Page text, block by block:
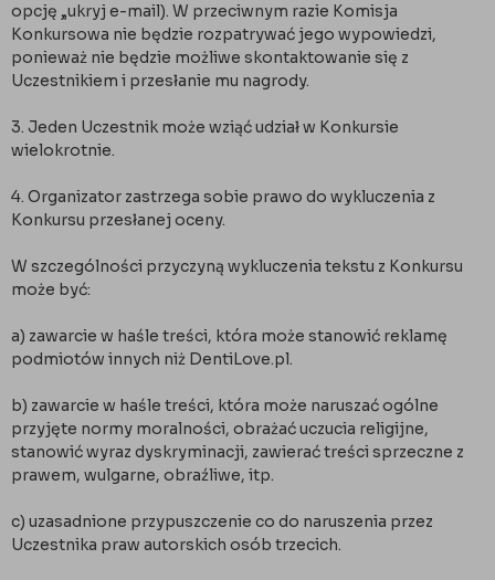
opcję „ukryj e-mail). W przeciwnym razie Komisja
Konkursowa nie będzie rozpatrywać jego wypowiedzi,
ponieważ nie będzie możliwe skontaktowanie się z
Uczestnikiem i przesłanie mu nagrody.
3. Jeden Uczestnik może wziąć udział w Konkursie
wielokrotnie.
4. Organizator zastrzega sobie prawo do wykluczenia z
Konkursu przesłanej oceny.
W szczególności przyczyną wykluczenia tekstu z Konkursu
może być:
a) zawarcie w haśle treści, która może stanowić reklamę
podmiotów innych niż DentiLove.pl.
b) zawarcie w haśle treści, która może naruszać ogólne
przyjęte normy moralności, obrażać uczucia religijne,
stanowić wyraz dyskryminacji, zawierać treści sprzeczne z
prawem, wulgarne, obraźliwe, itp.
c) uzasadnione przypuszczenie co do naruszenia przez
Uczestnika praw autorskich osób trzecich.